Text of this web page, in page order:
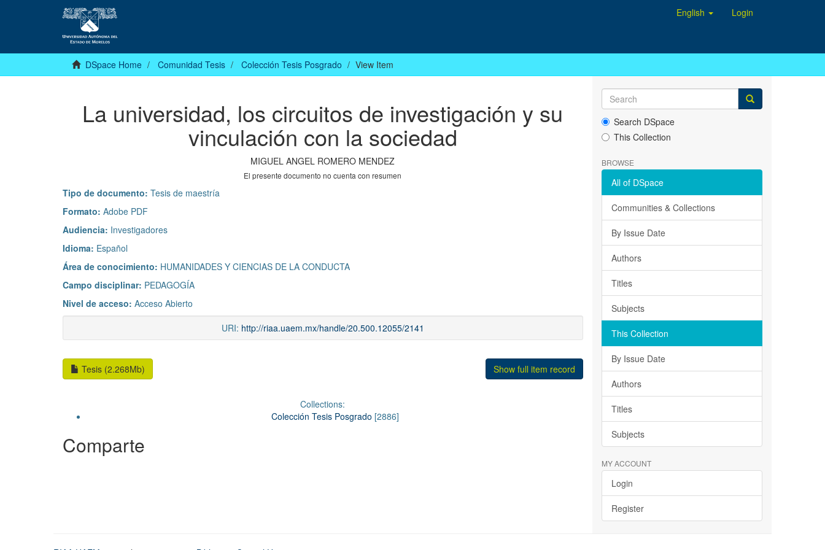
English Login
DSpace Home Comunidad Tesis Colección Tesis Posgrado View Item
La universidad, los circuitos de investigación y su
vinculación con la sociedad
MIGUEL ANGEL ROMERO MENDEZ
El presente documento no cuenta con resumen
Tipo de documento: Tesis de maestría
Formato: Adobe PDF
Audiencia: Investigadores
Idioma: Español
Área de conocimiento: HUMANIDADES Y CIENCIAS DE LA CONDUCTA
Campo disciplinar: PEDAGOGÍA
Nivel de acceso: Acceso Abierto
URI: http://riaa.uaem.mx/handle/20.500.12055/2141
Tesis (2.268Mb) Show full item record
Collections:
Colección Tesis Posgrado [2886]
Comparte
Search DSpace
This Collection
BROWSE
All of DSpace
Communities & Collections
By Issue Date
Authors
Titles
Subjects
This Collection
By Issue Date
Authors
Titles
Subjects
MY ACCOUNT
Login
Register